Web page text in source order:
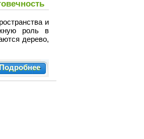
и
роль в
дерево,